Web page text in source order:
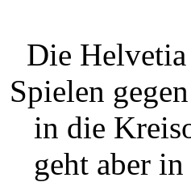
Die
Spielen
in die
geht aber